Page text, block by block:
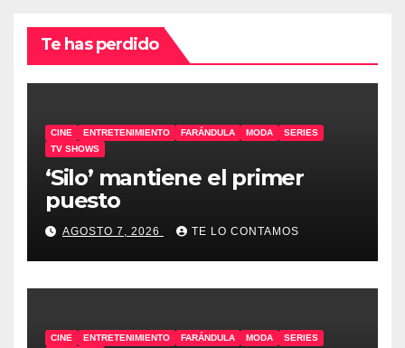
Te has perdido
CINE ENTRETENIMIENTO FARÁNDULA MODA
SERIES
TV SHOWS
‘Silo’ mantiene el primer
puesto
AGOSTO 7, 2026 TE LO CONTAMOS
CINE ENTRETENIMIENTO FARÁNDULA MODA
SERIES